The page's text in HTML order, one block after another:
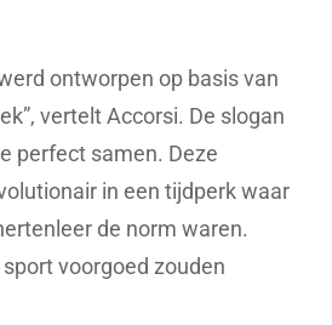
ontworpen op basis van
vertelt Accorsi. De slogan
perfect samen. Deze
in een tijdperk waar
de norm waren.
voorgoed zouden